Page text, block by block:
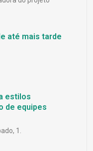
até mais tarde
estilos
de equipes
1.